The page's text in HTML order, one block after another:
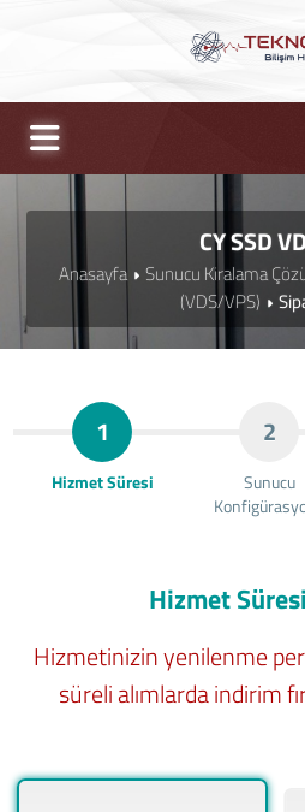
CY SSD
Anasayfa Sunucu Kiralama
(VDS/VPS)
1
Hizmet Süresi
2
Sunucu
Hizmet
Hizmetinizin yenilenme
süreli alımlarda indirim